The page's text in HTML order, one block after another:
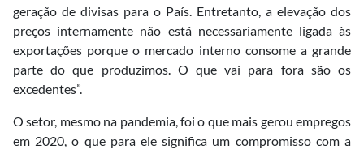
geração de divisas para o País. Entretanto, a elevação dos
preços internamente não está necessariamente ligada às
exportações porque o mercado interno consome a grande
parte do que produzimos. O que vai para fora são os
excedentes”.
O setor, mesmo na pandemia, foi o que mais gerou empregos
em 2020, o que para ele significa um compromisso com a